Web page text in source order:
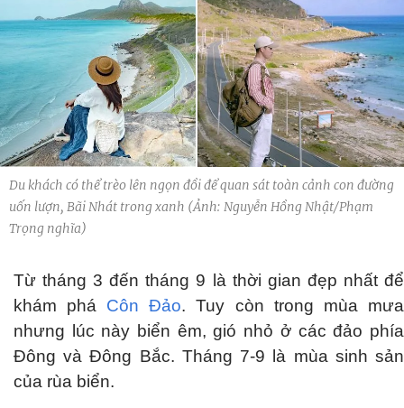
Du khách có thể trèo lên ngọn đồi để quan sát toàn cảnh con đường
uốn lượn, Bãi Nhát trong xanh (Ảnh: Nguyễn Hồng Nhật/Phạm
Trọng nghĩa)
Từ tháng 3 đến tháng 9 là thời gian đẹp nhất để
khám phá Côn Đảo. Tuy còn trong mùa mưa
nhưng lúc này biển êm, gió nhỏ ở các đảo phía
Đông và Đông Bắc. Tháng 7-9 là mùa sinh sản
của rùa biển.